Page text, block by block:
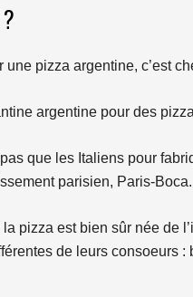
une pizza argentine, c’est
argentine pour des
pas que les Italiens pour
parisien, Paris-Boca.
la pizza est bien sûr née de
de leurs consoeurs :